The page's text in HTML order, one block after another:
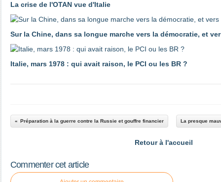
La crise de l'OTAN vue d'Italie
Sur la Chine, dans sa longue marche vers la démocratie, et
Italie, mars 1978 : qui avait raison, le PCI ou les BR ?
Préparation à la guerre contre la Russie et gouffre financier La presque
Retour à l'accueil
Commenter cet article